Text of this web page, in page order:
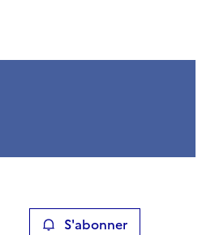
S'abonner